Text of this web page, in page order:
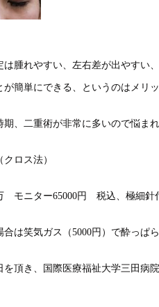
は腫れやすい、左右差が出やすい
が簡単にできる、というのはメリッ
期、二重術が非常に多いので悩ま
クロス法）
モニター65000円 税込、極細針
合は笑気ガス（5000円）で酔っぱ
を頂き、国際医療福祉大学三田病